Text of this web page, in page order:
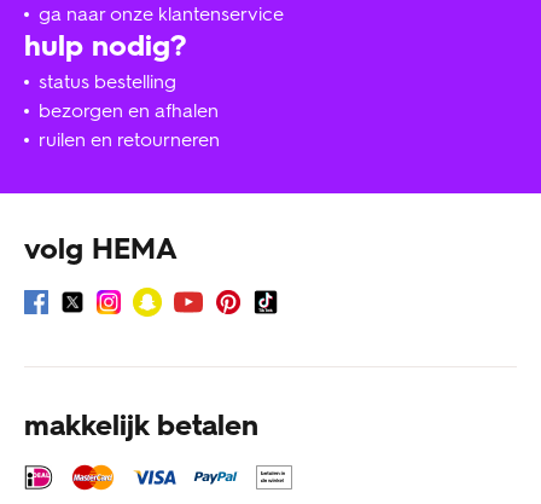
hulp nodig?
status bestelling
bezorgen en afhalen
ruilen en retourneren
ga naar onze klantenservice
volg HEMA
makkelijk betalen